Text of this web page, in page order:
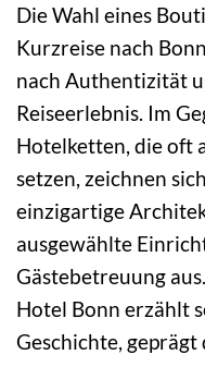
Die Wahl eines
Kurzreise nach
nach Authentizität
Reiseerlebnis. Im
Hotelketten, die oft
setzen, zeichnen
einzigartige
ausgewählte
Gästebetreuung
Hotel Bonn erzählt
Geschichte, geprägt